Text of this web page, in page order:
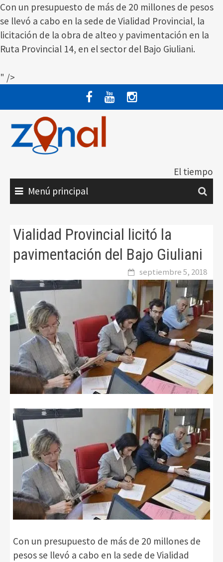
Con un presupuesto de más de 20 millones de pesos
se llevó a cabo en la sede de Vialidad Provincial, la
licitación de la obra de alteo y pavimentación en la
Ruta Provincial 14, en el sector del Bajo Giuliani.
" />
contenido
El tiempo
Menú principal
Vialidad Provincial licitó la
pavimentación del Bajo Giuliani
septiembre 5, 2018
Con un presupuesto de más de 20 millones de
pesos se llevó a cabo en la sede de Vialidad